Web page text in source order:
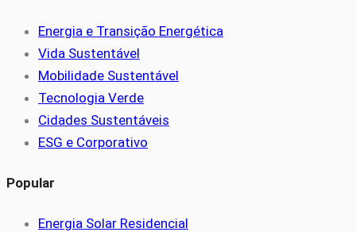
Energia e Transição Energética
Vida Sustentável
Mobilidade Sustentável
Tecnologia Verde
Cidades Sustentáveis
ESG e Corporativo
Popular
Energia Solar Residencial